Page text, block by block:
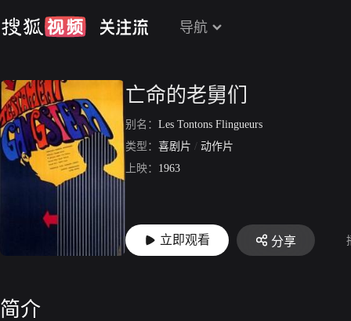
导航
亡命的老舅们
别名： Les Tontons Flingueurs
类型： 喜剧片 / 动作片
上映： 1963
立即观看 分享
简介